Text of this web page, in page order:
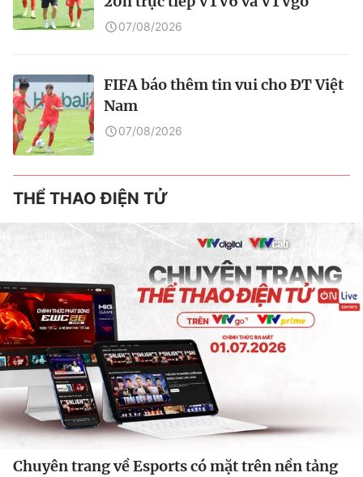
07/08/2026
FIFA báo thêm tin vui cho ĐT Việt
Nam
07/08/2026
THỂ THAO ĐIỆN TỬ
Chuyên trang về Esports có mặt trên nền tảng